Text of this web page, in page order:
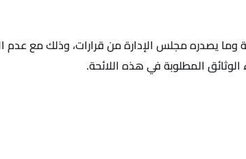
يصدره مجلس الإدارة من قرارات، وذلك مع عدم